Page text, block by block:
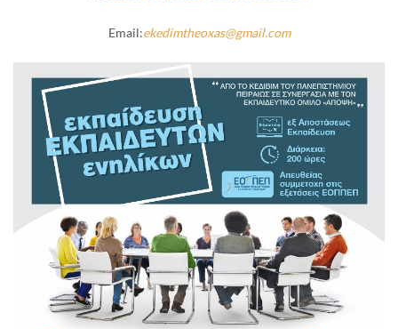
Email:ekedimtheoxas@gmail.com